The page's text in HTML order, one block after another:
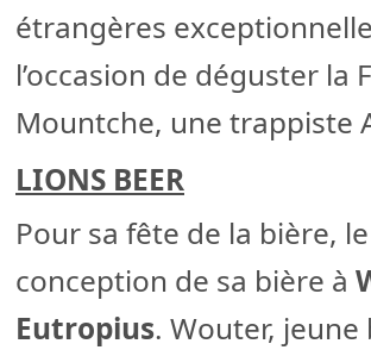
étrangères
l’occasion de déguster la
Mountche, une trappiste
LIONS BEER
Pour sa fête de la bière,
conception de sa bière à
Eutropius. Wouter,